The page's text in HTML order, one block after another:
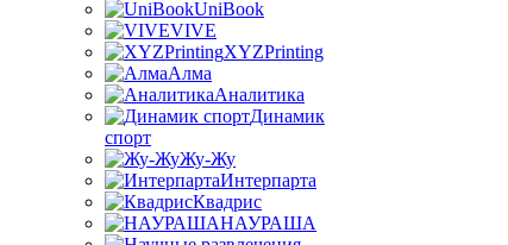
UniBook
VIVE
XYZPrinting
Алма
Аналитика
Динамик
спорт
Жу-Жу
Интерпарта
Квадрис
НАУРАША